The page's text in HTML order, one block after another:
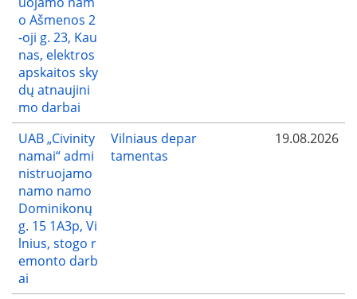
o Ašmenos 2
-oji g. 23, Kau
nas, elektros
apskaitos sky
dų atnaujini
mo darbai
UAB „Civinity
namai“ admi
nistruojamo
namo namo
Dominikonų
g. 15 1A3p, Vi
lnius, stogo r
emonto darb
ai
Vilniaus depar
tamentas
19.08.2026